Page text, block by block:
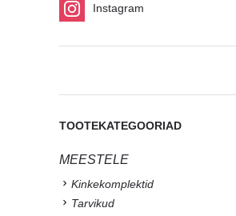
Instagram
TOOTEKATEGOORIAD
MEESTELE
Kinkekomplektid
Tarvikud